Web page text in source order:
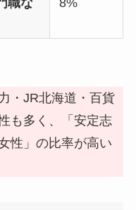
・JR北海道・百貨
も多く、「安定志
性」の比率が高い